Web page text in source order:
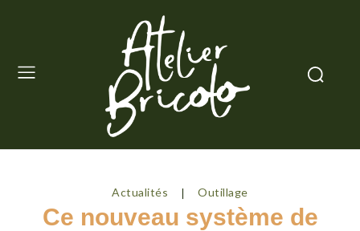
Actualités Outillage
Ce nouveau système de